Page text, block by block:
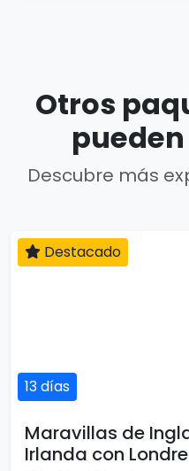
Otros
Descubre más
13 días
Destacado
Maravillas de
Irlanda con